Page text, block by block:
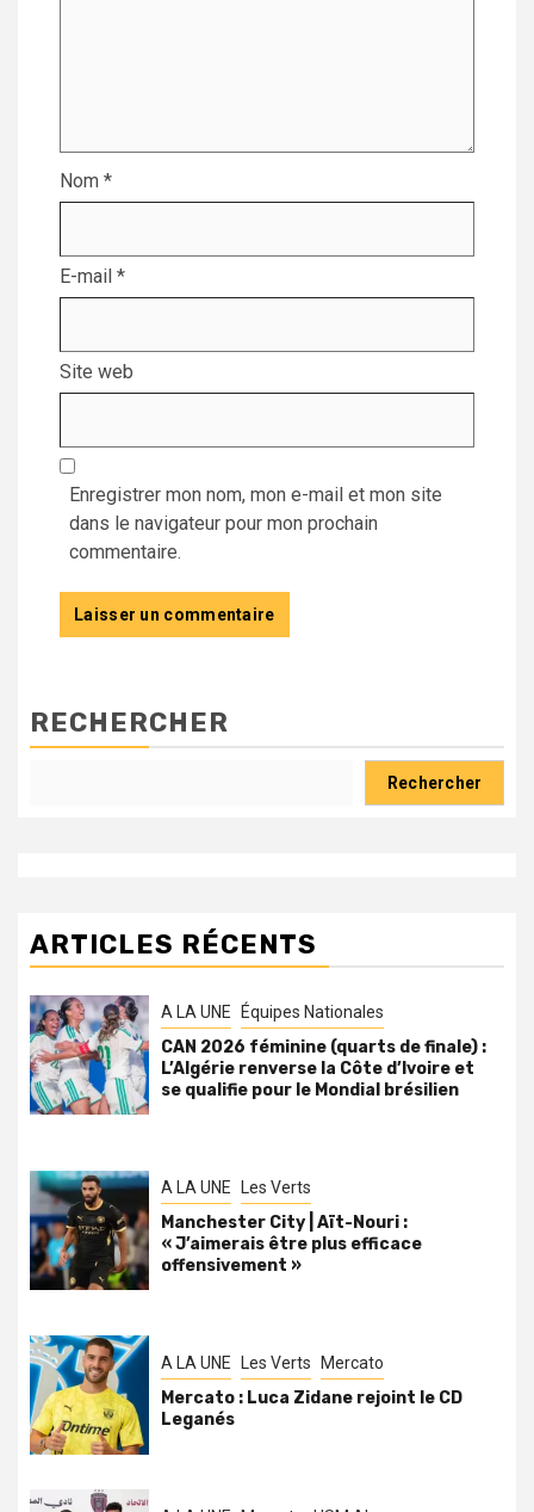
Nom *
E-mail *
Site web
Enregistrer mon nom, mon e-mail et mon site
dans le navigateur pour mon prochain
commentaire.
RECHERCHER
Rechercher
ARTICLES RÉCENTS
A LA UNE Équipes Nationales
CAN 2026 féminine (quarts de finale) :
L’Algérie renverse la Côte d’Ivoire et
se qualifie pour le Mondial brésilien
A LA UNE Les Verts
Manchester City | Aït-Nouri :
« J’aimerais être plus efficace
offensivement »
A LA UNE Les Verts Mercato
Mercato : Luca Zidane rejoint le CD
Leganés